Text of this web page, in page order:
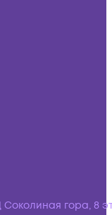
Соколиная гора, 8